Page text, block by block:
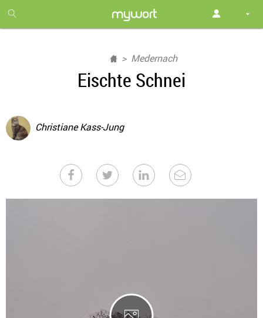
month
free
Medernach
Eischte Schnei
Christiane Kass-Jung